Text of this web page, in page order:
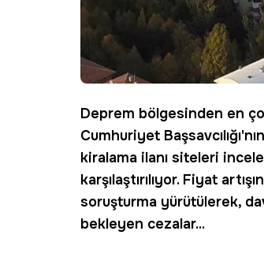
Deprem bölgesinden en
Cumhuriyet
kiralama ilanı siteleri
karşılaştırılıyor. Fiyat
soruşturma yürütülerek,
bekleyen cezalar...